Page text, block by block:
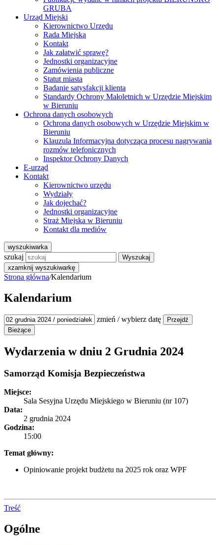
GRUBA
Urząd Miejski
Kierownictwo Urzędu
Rada Miejska
Kontakt
Jak załatwić sprawę?
Jednostki organizacyjne
Zamówienia publiczne
Statut miasta
Badanie satysfakcji klienta
Standardy Ochrony Małoletnich w Urzędzie Miejskim
w Bieruniu
Ochrona danych osobowych
Ochrona danych osobowych w Urzędzie Miejskim w
Bieruniu
Klauzula Informacyjna dotycząca procesu nagrywania
rozmów telefonicznych
Inspektor Ochrony Danych
E-urząd
Kontakt
Kierownictwo urzędu
Wydziały
Jak dojechać?
Jednostki organizacyjne
Straż Miejska w Bieruniu
Kontakt dla mediów
wyszukiwarka
szukaj
Wyszukaj
xzamknij wyszukiwarkę
Strona główna/Kalendarium
Kalendarium
zmień / wybierz datę
Wydarzenia w dniu 2 Grudnia 2024
Samorząd Komisja Bezpieczeństwa
Miejsce:
Sala Sesyjna Urzędu Miejskiego w Bieruniu (nr 107)
Data:
2 grudnia 2024
Godzina:
15:00
Temat główny:
Opiniowanie projekt budżetu na 2025 rok oraz WPF
Treść
Ogólne